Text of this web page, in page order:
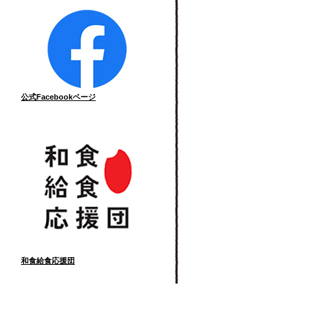
公式Facebookページ
和食給食応援団